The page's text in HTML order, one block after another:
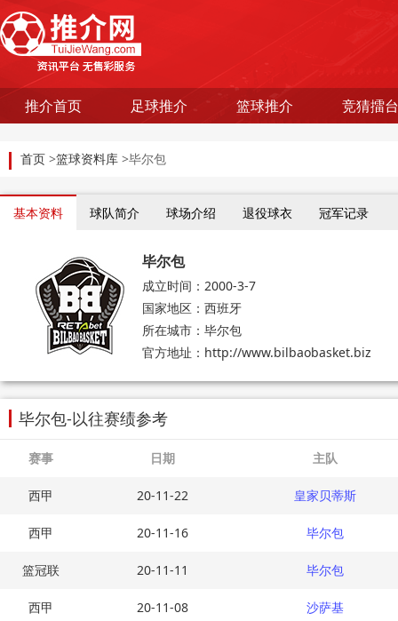
推介首页 足球推介 篮球推介 竞猜擂台
首页 >篮球资料库 >毕尔包
基本资料 球队简介 球场介绍 退役球衣 冠军记录
毕尔包
成立时间：2000-3-7
国家地区：西班牙
所在城市：毕尔包
官方地址：http://www.bilbaobasket.biz
毕尔包-以往赛绩参考
赛事 日期 主队
西甲 20-11-22 皇家贝蒂斯
西甲 20-11-16 毕尔包
篮冠联 20-11-11 毕尔包
西甲 20-11-08 沙萨基